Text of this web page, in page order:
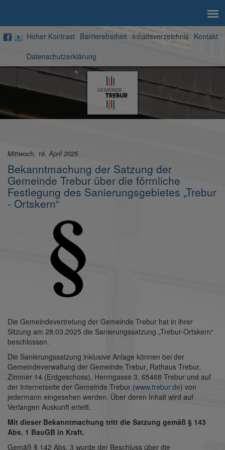
Hoher Kontrast Barrierefreiheit Inhaltsverzeichnis Kontakt
Datenschutzerklärung
Zur
Startseite
Mittwoch, 16. April 2025
Bekanntmachung der Satzung der
Gemeinde Trebur über die förmliche
Festlegung des Sanierungsgebietes „Trebur
- Ortskern“
Die Gemeindevertretung der Gemeinde Trebur hat in ihrer
Sitzung am 28.03.2025 die Sanierungssatzung „Trebur-Ortskern“
beschlossen.
Die Sanierungssatzung inklusive Anlage können bei der
Gemeindeverwaltung der Gemeinde Trebur, Rathaus Trebur,
Zimmer 14 (Erdgeschoss), Herrngasse 3, 65468 Trebur und auf
der Internetseite der Gemeinde Trebur (www.trebur.de) von
jedermann eingesehen werden. Über deren Inhalt wird auf
Verlangen Auskunft erteilt.
Mit dieser Bekanntmachung tritt die Satzung gemäß § 143
Abs. 1 BauGB in Kraft.
Gemäß § 142 Abs. 3 wurde der Beschluss über die